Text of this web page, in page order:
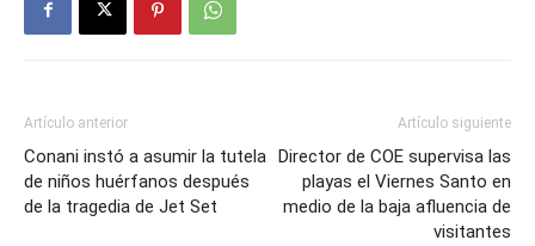
Artículo anterior
Conani instó a asumir la tutela
de niños huérfanos después
de la tragedia de Jet Set
Artículo siguiente
Director de COE supervisa las
playas el Viernes Santo en
medio de la baja afluencia de
visitantes